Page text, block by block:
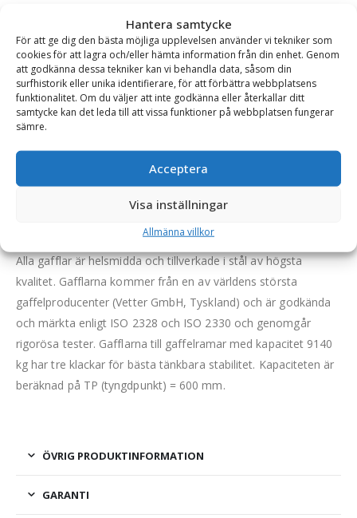
Hantera samtycke
För att ge dig den bästa möjliga upplevelsen använder vi tekniker som
cookies för att lagra och/eller hämta information från din enhet. Genom
att godkänna dessa tekniker kan vi behandla data, såsom din
surfhistorik eller unika identifierare, för att förbättra webbplatsens
funktionalitet. Om du väljer att inte godkänna eller återkallar ditt
samtycke kan det leda till att vissa funktioner på webbplatsen fungerar
sämre.
Acceptera
Visa inställningar
Allmänna villkor
Gaffelställ – mekaniskt, fäste Stora BM, kapacitet 9140
kg, rambredd 1500 mm, gaffellängd 2000 mm
Kraftigt och robust mekaniskt gaffelställ för hjullastare och
för dagens högt ställda krav på kvalitet, säkerhet och
tillförlitlighet.
Gafflarna flyttas manuellt och låses fast i rätt läge med en
låsbult i den övre balken.
Alla gafflar är helsmidda och tillverkade i stål av högsta
kvalitet. Gafflarna kommer från en av världens största
gaffelproducenter (Vetter GmbH, Tyskland) och är godkända
och märkta enligt ISO 2328 och ISO 2330 och genomgår
rigorösa tester. Gafflarna till gaffelramar med kapacitet 9140
kg har tre klackar för bästa tänkbara stabilitet. Kapaciteten är
beräknad på TP (tyngdpunkt) = 600 mm.
ÖVRIG PRODUKTINFORMATION
GARANTI